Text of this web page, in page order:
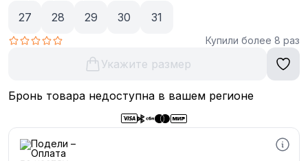
27 28 29 30 31
Купили более 8 раз
Укажите размер
Бронь товара недоступна в вашем регионе